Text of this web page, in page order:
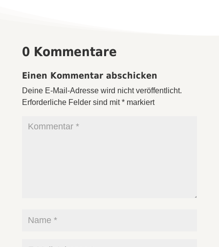
0 Kommentare
Einen Kommentar abschicken
Deine E-Mail-Adresse wird nicht veröffentlicht.
Erforderliche Felder sind mit*markiert